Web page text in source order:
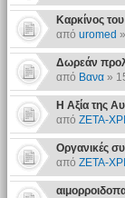
Καρκίνος
από uromed
Δωρεάν
από Βανα»
Η Αξία της
από ΖΕΤΑ-
Οργανικές
από ΖΕΤΑ-